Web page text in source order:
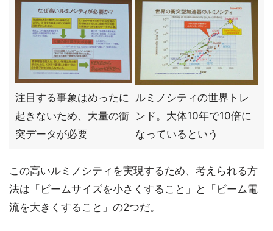
注目する事象はめったに
起きないため、大量の衝
突データが必要
ルミノシティの世界トレ
ンド。大体10年で10倍に
なっているという
この高いルミノシティを実現するため、考えられる方
法は「ビームサイズを小さくすること」と「ビーム電
流を大きくすること」の2つだ。